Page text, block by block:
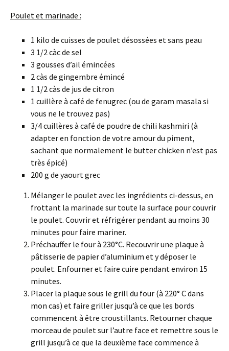
Poulet et marinade :
1 kilo de cuisses de poulet désossées et sans peau
3 1/2 càc de sel
3 gousses d’ail émincées
2 càs de gingembre émincé
1 1/2 càs de jus de citron
1 cuillère à café de fenugrec (ou de garam masala si
vous ne le trouvez pas)
3/4 cuillères à café de poudre de chili kashmiri (à
adapter en fonction de votre amour du piment,
sachant que normalement le butter chicken n’est pas
très épicé)
200 g de yaourt grec
Mélanger le poulet avec les ingrédients ci-dessus, en
frottant la marinade sur toute la surface pour couvrir
le poulet. Couvrir et réfrigérer pendant au moins 30
minutes pour faire mariner.
Préchauffer le four à 230°C. Recouvrir une plaque à
pâtisserie de papier d’aluminium et y déposer le
poulet. Enfourner et faire cuire pendant environ 15
minutes.
Placer la plaque sous le grill du four (à 220° C dans
mon cas) et faire griller jusqu’à ce que les bords
commencent à être croustillants. Retourner chaque
morceau de poulet sur l’autre face et remettre sous le
grill jusqu’à ce que la deuxième face commence à